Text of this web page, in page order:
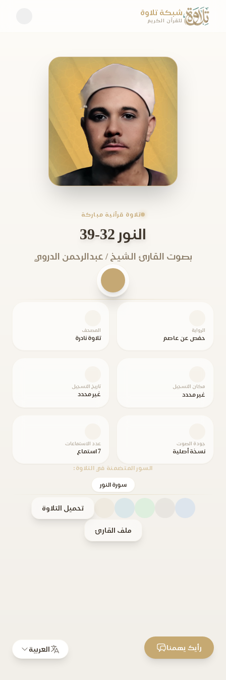
شبكة تلاوة
للقرآن الكريم
تلاوة قرآنية مباركة
النور 32-39
بصوت القارئ الشيخ / عبدالرحمن الدروي
الرواية
حفص عن عاصم
المصحف
تلاوة نادرة
مكان التسجيل
غير محدد
تاريخ التسجيل
غير محدد
جودة الصوت
نسخة أصلية
عدد الاستماعات
7 استماع
السور المتضمنة في التلاوة:
سورة النور
تحميل التلاوة
ملف القارئ
العربية رأيك يهمنا